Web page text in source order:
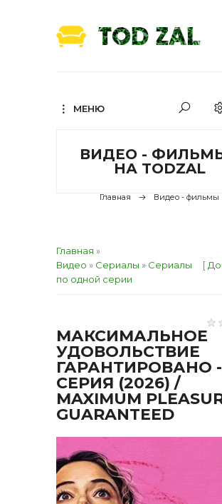
МЕНЮ
ВИДЕО -
НА TODZAL
Главная Видео - фильмы
Главная »
Видео » Сериалы » Сериалы
по одной серии
[
МАКСИМАЛЬНОЕ
УДОВОЛЬСТВИЕ
ГАРАНТИРОВАНО -
СЕРИЯ (2026) /
MAXIMUM
GUARANTEED